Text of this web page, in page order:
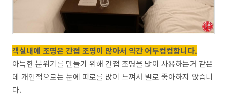
객실내에 조명은 간접 조명이 많아서 약간 어두컴컴합니다.
아늑한 분위기를 만들기 위해 간접 조명을 많이 사용하는거 같은
데 개인적으로는 눈에 피로를 많이 느껴서 별로 좋아하지 않습니
다.